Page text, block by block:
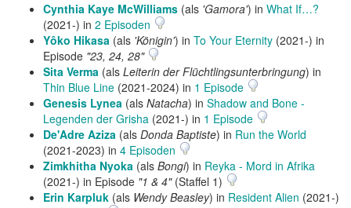
Cynthia Kaye McWilliams (als 'Gamora') in What If…?
(2021-) in 2 Episoden
Yôko Hikasa (als 'Königin') in To Your Eternity (2021-) in
Episode "23, 24, 28"
Sita Verma (als Leiterin der Flüchtlingsunterbringung) in
Thin Blue Line (2021-2024) in 1 Episode
Genesis Lynea (als Natacha) in Shadow and Bone -
Legenden der Grisha (2021-) in 1 Episode
De'Adre Aziza (als Donda Baptiste) in Run the World
(2021-2023) in 4 Episoden
Zimkhitha Nyoka (als Bongi) in Reyka - Mord in Afrika
(2021-) in Episode "1 & 4"(Staffel 1)
Erin Karpluk (als Wendy Beasley) in Resident Alien (2021-)